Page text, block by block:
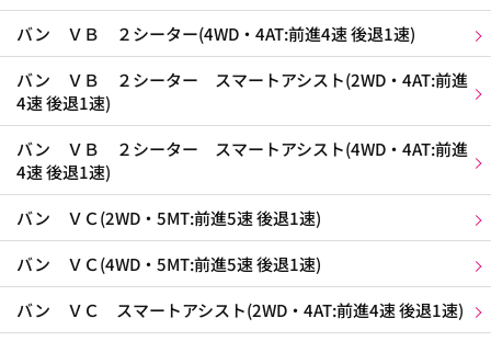
バン ＶＢ ２シーター(4WD・4AT:前進4速 後退1速)
バン ＶＢ ２シーター スマートアシスト(2WD・4AT:前進
4速 後退1速)
バン ＶＢ ２シーター スマートアシスト(4WD・4AT:前進
4速 後退1速)
バン ＶＣ(2WD・5MT:前進5速 後退1速)
バン ＶＣ(4WD・5MT:前進5速 後退1速)
バン ＶＣ スマートアシスト(2WD・4AT:前進4速 後退1速)